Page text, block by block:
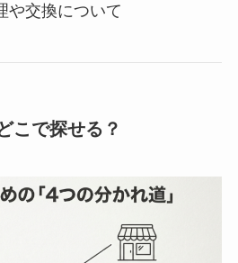
や交換について
こで探せる？